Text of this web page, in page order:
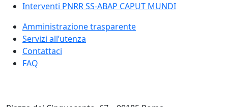
Interventi PNRR SS-ABAP CAPUT MUNDI
Amministrazione trasparente
Servizi all’utenza
Contattaci
FAQ